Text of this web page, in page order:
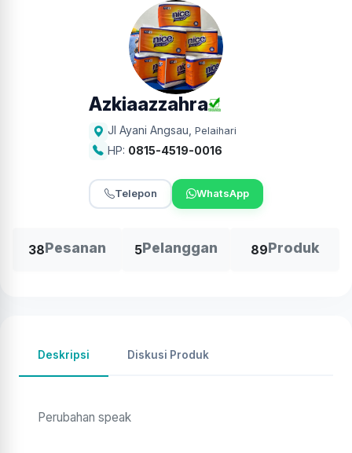
Azkiaazzahra
Jl Ayani Angsau Pelaihari
HP: 0815-4519-0016
Telepon WhatsApp
38Pesanan 5Pelanggan 89Produk
Deskripsi Diskusi Produk
Perubahan speak